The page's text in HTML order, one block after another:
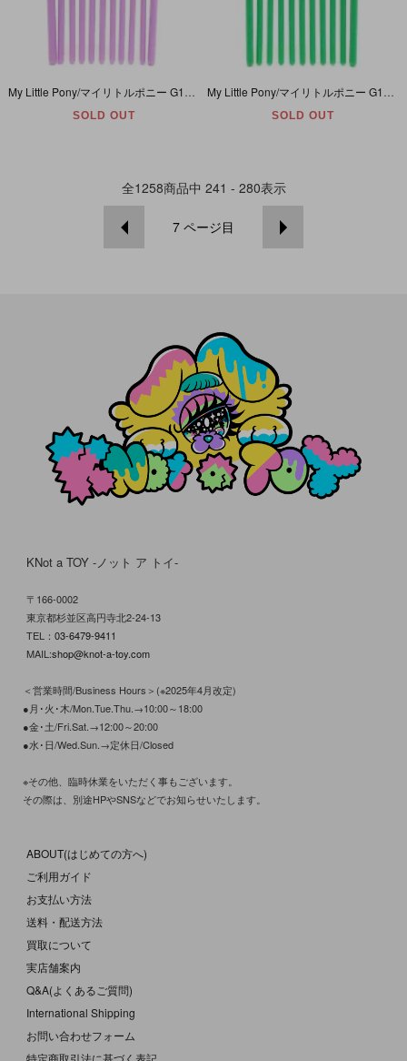
SOLD OUT SOLD OUT
全1258商品中 241 - 280表示
7 ページ目
KNot a TOY -ノット ア トイ-
〒166-0002
東京都杉並区高円寺北2-24-13
TEL： 03-6479-9411
MAIL:shop@knot-a-toy.com
＜営業時間/Business Hours＞(※2025年4月改定)
●月･火･木/Mon.Tue.Thu.→10:00～18:00
●金･土/Fri.Sat.→12:00～20:00
●水･日/Wed.Sun.→定休日/Closed
※その他、臨時休業をいただく事もございます。
その際は、別途HPやSNSなどでお知らせいたします。
ABOUT(はじめての方へ)
ご利用ガイド
お支払い方法
送料・配送方法
買取について
実店舗案内
Q&A(よくあるご質問)
International Shipping
お問い合わせフォーム
特定商取引法に基づく表記